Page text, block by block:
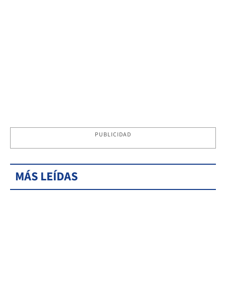
PUBLICIDAD
MÁS LEÍDAS